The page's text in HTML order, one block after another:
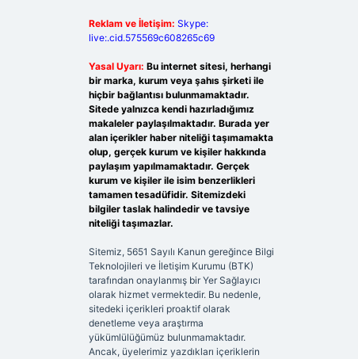
Reklam ve İletişim: Skype:
live:.cid.575569c608265c69
Yasal Uyarı: Bu internet sitesi, herhangi
bir marka, kurum veya şahıs şirketi ile
hiçbir bağlantısı bulunmamaktadır.
Sitede yalnızca kendi hazırladığımız
makaleler paylaşılmaktadır. Burada yer
alan içerikler haber niteliği taşımamakta
olup, gerçek kurum ve kişiler hakkında
paylaşım yapılmamaktadır. Gerçek
kurum ve kişiler ile isim benzerlikleri
tamamen tesadüfidir. Sitemizdeki
bilgiler taslak halindedir ve tavsiye
niteliği taşımazlar.
Sitemiz, 5651 Sayılı Kanun gereğince Bilgi
Teknolojileri ve İletişim Kurumu (BTK)
tarafından onaylanmış bir Yer Sağlayıcı
olarak hizmet vermektedir. Bu nedenle,
sitedeki içerikleri proaktif olarak
denetleme veya araştırma
yükümlülüğümüz bulunmamaktadır.
Ancak, üyelerimiz yazdıkları içeriklerin